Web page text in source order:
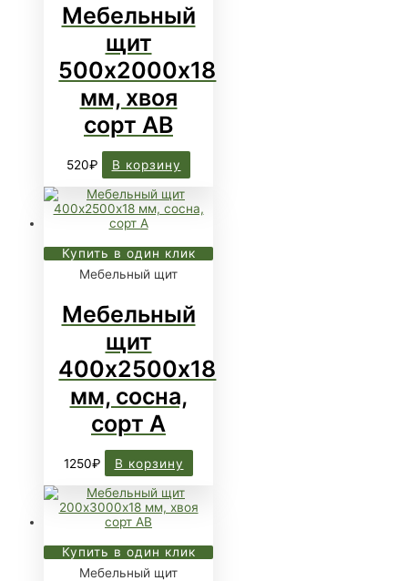
Мебельный
щит
500х2000х18
мм, хвоя
сорт АВ
520₽ В корзину
Купить в один клик
Мебельный щит
Мебельный
щит
400х2500х18
мм, сосна,
сорт А
1250₽ В корзину
Купить в один клик
Мебельный щит